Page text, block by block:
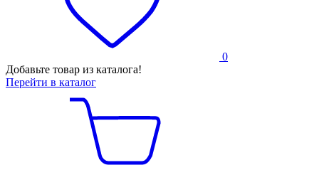
0
Добавьте товар из каталога!
Перейти в каталог